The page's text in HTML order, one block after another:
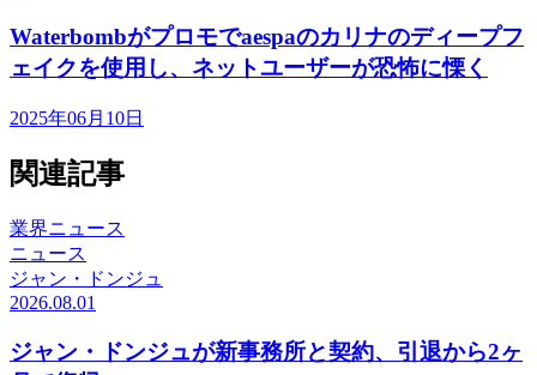
Waterbombがプロモでaespaのカリナのディープフ
ェイクを使用し、ネットユーザーが恐怖に慄く
2025年06月10日
関連記事
業界ニュース
ニュース
ジャン・ドンジュ
2026.08.01
ジャン・ドンジュが新事務所と契約、引退から2ヶ